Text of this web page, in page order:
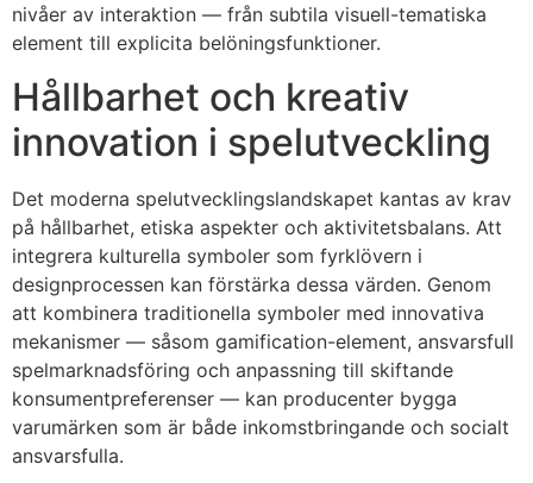
nivåer av interaktion — från subtila visuell-tematiska
element till explicita belöningsfunktioner.
Hållbarhet och kreativ
innovation i spelutveckling
Det moderna spelutvecklingslandskapet kantas av krav
på hållbarhet, etiska aspekter och aktivitetsbalans. Att
integrera kulturella symboler som fyrklövern i
designprocessen kan förstärka dessa värden. Genom
att kombinera traditionella symboler med innovativa
mekanismer — såsom gamification-element, ansvarsfull
spelmarknadsföring och anpassning till skiftande
konsumentpreferenser — kan producenter bygga
varumärken som är både inkomstbringande och socialt
ansvarsfulla.